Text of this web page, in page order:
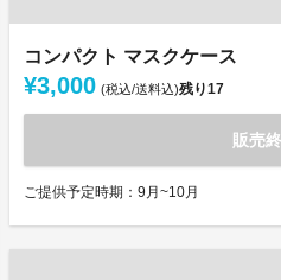
コンパクト マスクケース
¥3,000 (税込/送料込)残り17
販売
ご提供予定時期：9月~10月